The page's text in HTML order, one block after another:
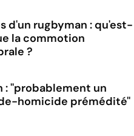
d'un rugbyman : qu'est-
la commotion
?
: ''probablement un
homicide prémédité''